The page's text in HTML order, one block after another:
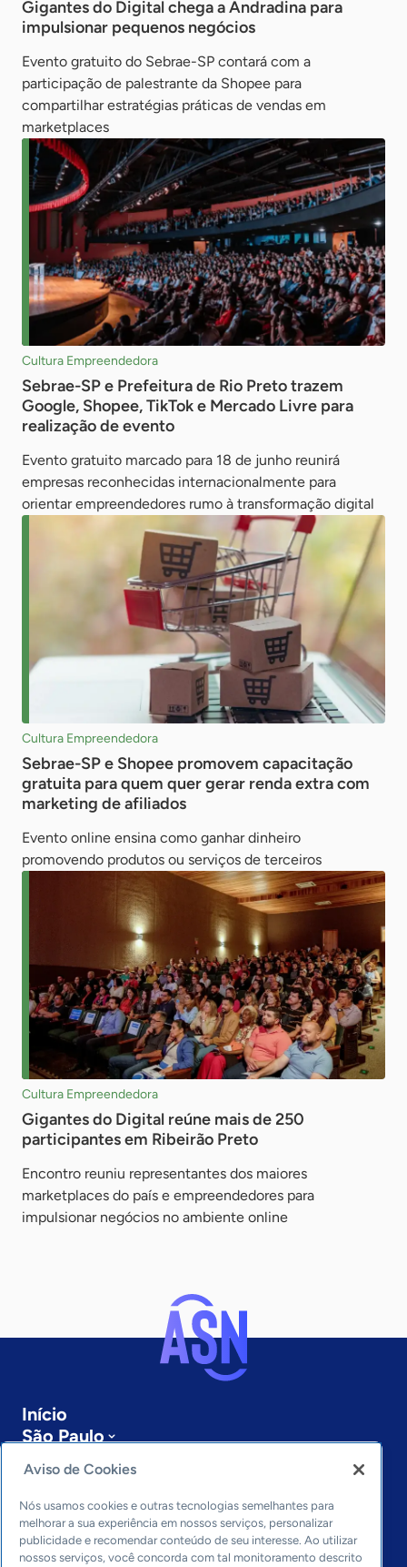
Gigantes do Digital chega a Andradina para
impulsionar pequenos negócios
Evento gratuito do Sebrae-SP contará com a
participação de palestrante da Shopee para
compartilhar estratégias práticas de vendas em
marketplaces
Cultura Empreendedora
Sebrae-SP e Prefeitura de Rio Preto trazem
Google, Shopee, TikTok e Mercado Livre para
realização de evento
Evento gratuito marcado para 18 de junho reunirá
empresas reconhecidas internacionalmente para
orientar empreendedores rumo à transformação digital
Cultura Empreendedora
Sebrae-SP e Shopee promovem capacitação
gratuita para quem quer gerar renda extra com
marketing de afiliados
Evento online ensina como ganhar dinheiro
promovendo produtos ou serviços de terceiros
Cultura Empreendedora
Gigantes do Digital reúne mais de 250
participantes em Ribeirão Preto
Encontro reuniu representantes dos maiores
marketplaces do país e empreendedores para
impulsionar negócios no ambiente online
Início
São Paulo
Sobre a ASN
Últimas notícias
Entre em contato
Editorias
Economia & Política
Aviso de Cookies
Nós usamos cookies e outras tecnologias semelhantes para
melhorar a sua experiência em nossos serviços, personalizar
publicidade e recomendar conteúdo de seu interesse. Ao utilizar
nossos serviços, você concorda com tal monitoramento descrito